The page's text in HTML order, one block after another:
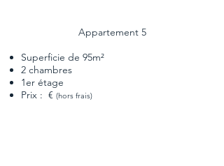
Appartement 5
Superficie de 95m²
2 chambres
1er étage
Prix : € (hors frais)